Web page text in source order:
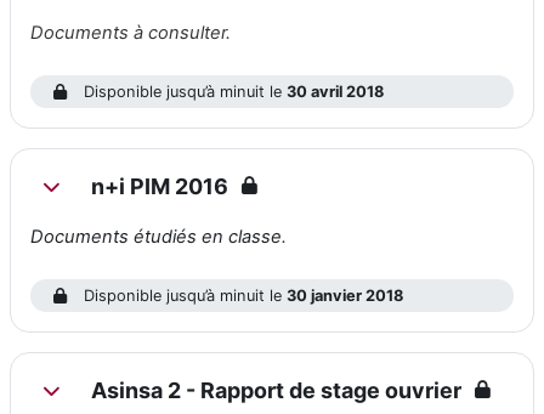
Documents à consulter.
Disponible jusqu’à minuit le30 avril 2018
Repliern+i PIM 2016
Documents étudiés en classe.
Disponible jusqu’à minuit le30 janvier 2018
ReplierAsinsa 2 - Rapport de stage ouvrier